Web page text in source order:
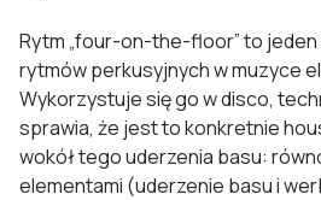
Rytm „four-on-the-floor” to
rytmów perkusyjnych w muzyce
Wykorzystuje się go w disco,
sprawia, że jest to konkretnie
wokół tego uderzenia basu:
elementami (uderzenie basu i